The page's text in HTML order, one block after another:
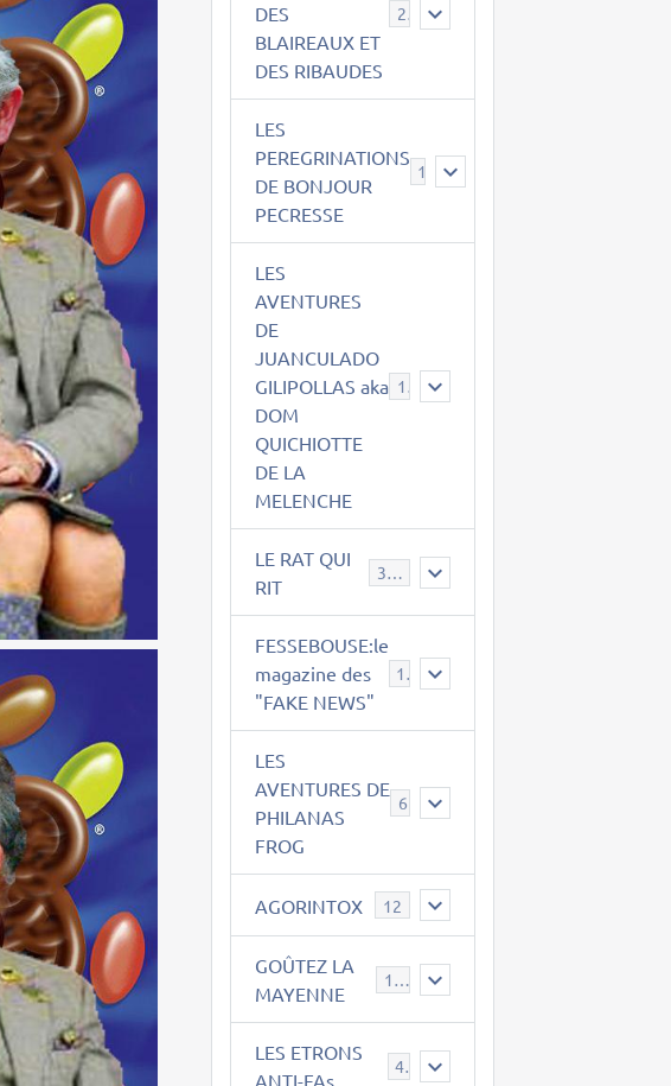
DES
BLAIREAUX ET
DES RIBAUDES
21
LES
PEREGRINATIONS
DE BONJOUR
PECRESSE
14
LES
AVENTURES
DE
JUANCULADO
GILIPOLLAS aka
DOM
QUICHIOTTE
DE LA
MELENCHE
119
LE RAT QUI
RIT
395
FESSEBOUSE:le
magazine des
"FAKE NEWS"
19
LES
AVENTURES DE
PHILANAS
FROG
AGORINTOX 12
GOÛTEZ LA
MAYENNE
189
LES ETRONS
ANTI-FAs
4